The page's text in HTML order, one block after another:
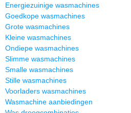
Energiezuinige wasmachines
Goedkope wasmachines
Grote wasmachines
Kleine wasmachines
Ondiepe wasmachines
Slimme wasmachines
Smalle wasmachines
Stille wasmachines
Voorladers wasmachines
Wasmachine aanbiedingen